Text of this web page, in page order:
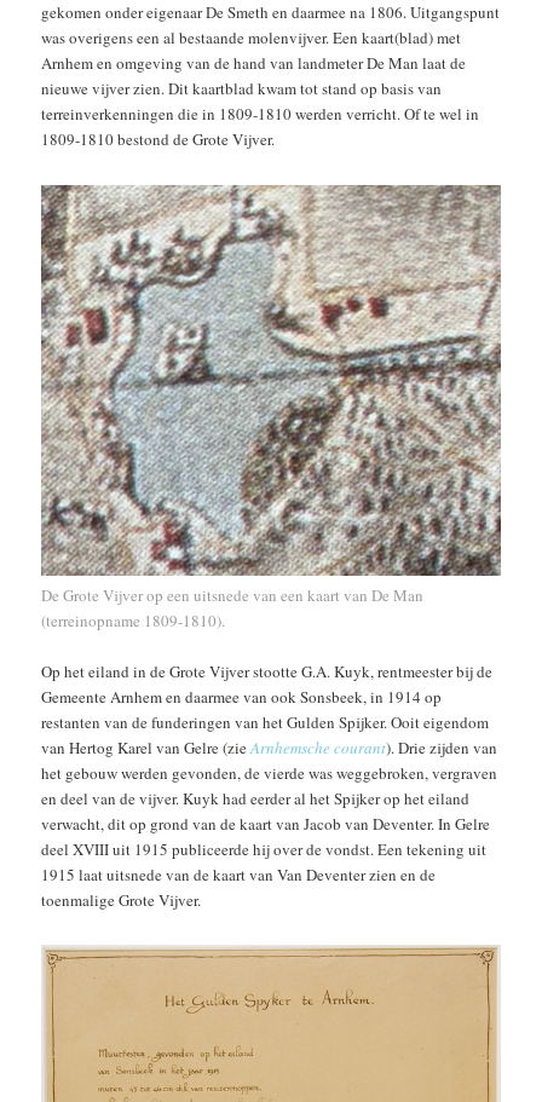
gekomen onder eigenaar De Smeth en daarmee na 1806. Uitgangspunt
was overigens een al bestaande molenvijver. Een kaart(blad) met
Arnhem en omgeving van de hand van landmeter De Man laat de
nieuwe vijver zien. Dit kaartblad kwam tot stand op basis van
terreinverkenningen die in 1809-1810 werden verricht. Of te wel in
1809-1810 bestond de Grote Vijver.
De Grote Vijver op een uitsnede van een kaart van De Man
(terreinopname 1809-1810).
Op het eiland in de Grote Vijver stootte G.A. Kuyk, rentmeester bij de
Gemeente Arnhem en daarmee van ook Sonsbeek, in 1914 op
restanten van de funderingen van het Gulden Spijker. Ooit eigendom
van Hertog Karel van Gelre (zieArnhemsche courant). Drie zijden van
het gebouw werden gevonden, de vierde was weggebroken, vergraven
en deel van de vijver. Kuyk had eerder al het Spijker op het eiland
verwacht, dit op grond van de kaart van Jacob van Deventer. In Gelre
deel XVIII uit 1915 publiceerde hij over de vondst. Een tekening uit
1915 laat uitsnede van de kaart van Van Deventer zien en de
toenmalige Grote Vijver.